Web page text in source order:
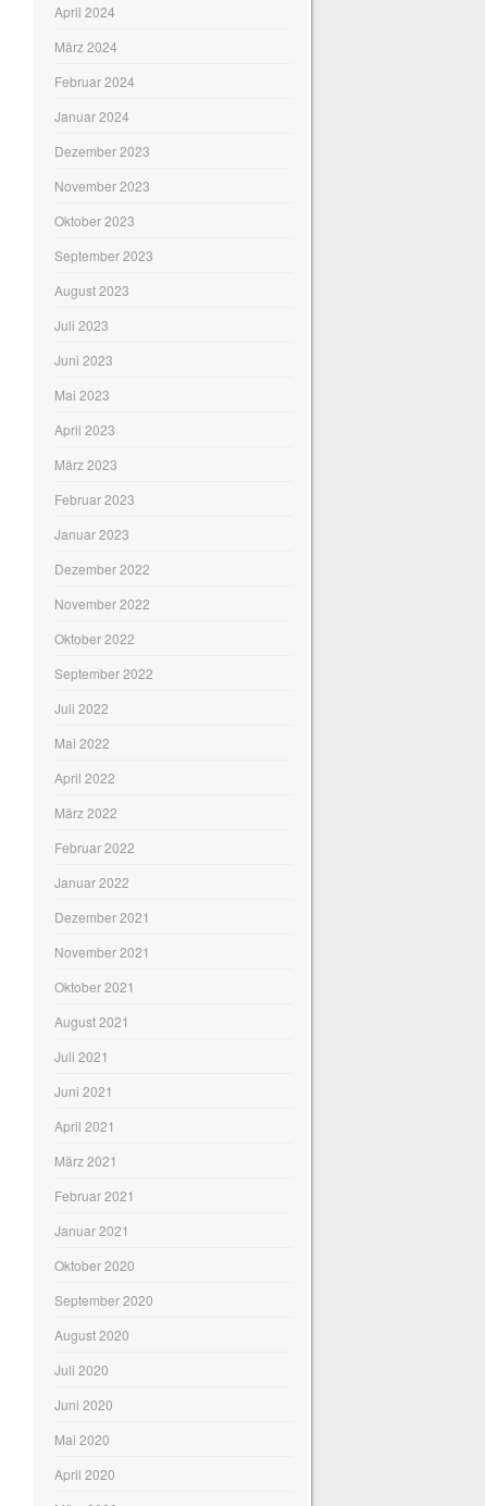
April 2024
März 2024
Februar 2024
Januar 2024
Dezember 2023
November 2023
Oktober 2023
September 2023
August 2023
Juli 2023
Juni 2023
Mai 2023
April 2023
März 2023
Februar 2023
Januar 2023
Dezember 2022
November 2022
Oktober 2022
September 2022
Juli 2022
Mai 2022
April 2022
März 2022
Februar 2022
Januar 2022
Dezember 2021
November 2021
Oktober 2021
August 2021
Juli 2021
Juni 2021
April 2021
März 2021
Februar 2021
Januar 2021
Oktober 2020
September 2020
August 2020
Juli 2020
Juni 2020
Mai 2020
April 2020